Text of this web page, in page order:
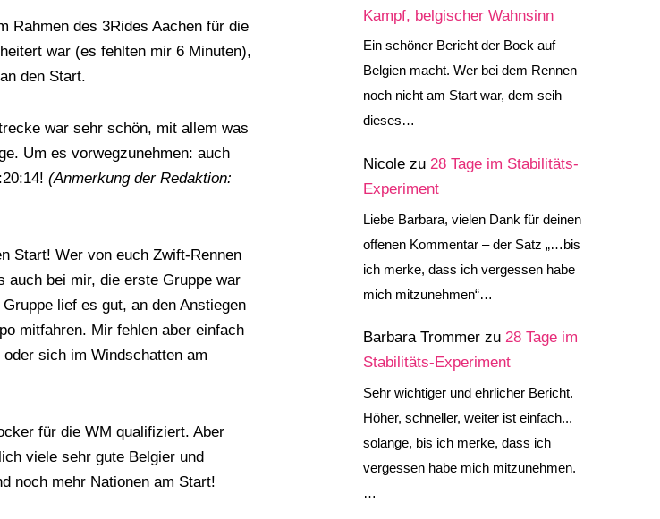
Rahmen des 3Rides Aachen für die
war (es fehlten mir 6 Minuten),
den Start.
war sehr schön, mit allem was
Um es vorwegzunehmen: auch
(Anmerkung der Redaktion:
Start! Wer von euch Zwift-Rennen
auch bei mir, die erste Gruppe war
lief es gut, an den Anstiegen
mitfahren. Mir fehlen aber einfach
sich im Windschatten am
für die WM qualifiziert. Aber
viele sehr gute Belgier und
noch mehr Nationen am Start!
Kampf, belgischer Wahnsinn
Ein schöner Bericht der Bock auf
Belgien macht. Wer bei dem Rennen
noch nicht am Start war, dem seih
dieses…
Nicole zu28 Tage im Stabilitäts-
Experiment
Liebe Barbara, vielen Dank für deinen
offenen Kommentar – der Satz „…bis
ich merke, dass ich vergessen habe
mich mitzunehmen“…
Barbara Trommer zu28 Tage im
Stabilitäts-Experiment
Sehr wichtiger und ehrlicher Bericht.
Höher, schneller, weiter ist einfach...
solange, bis ich merke, dass ich
vergessen habe mich mitzunehmen.
…